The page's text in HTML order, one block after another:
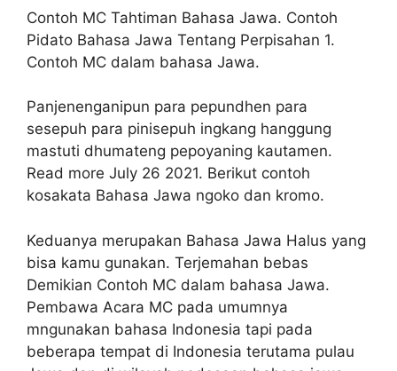
Contoh MC Tahtiman Bahasa Jawa. Contoh
Pidato Bahasa Jawa Tentang Perpisahan 1.
Contoh MC dalam bahasa Jawa.
Panjenenganipun para pepundhen para
sesepuh para pinisepuh ingkang hanggung
mastuti dhumateng pepoyaning kautamen.
Read more July 26 2021. Berikut contoh
kosakata Bahasa Jawa ngoko dan kromo.
Keduanya merupakan Bahasa Jawa Halus yang
bisa kamu gunakan. Terjemahan bebas
Demikian Contoh MC dalam bahasa Jawa.
Pembawa Acara MC pada umumnya
mngunakan bahasa Indonesia tapi pada
beberapa tempat di Indonesia terutama pulau